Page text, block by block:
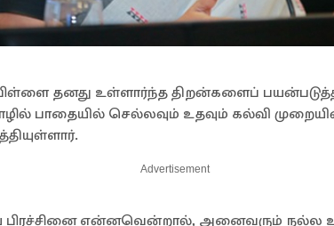
தனது உள்ளார்ந்த திறன்களைப்
பாதையில் செல்லவும் உதவும் கல்வி
Advertisement
பிரச்சினை என்னவென்றால், அனைவரும் நல்ல